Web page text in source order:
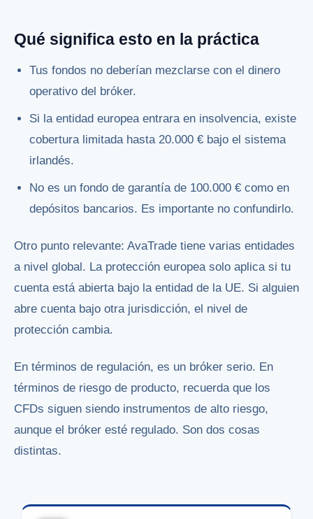
Qué significa esto en la práctica
Tus fondos no deberían mezclarse con el dinero
operativo del bróker.
Si la entidad europea entrara en insolvencia, existe
cobertura limitada hasta 20.000 € bajo el sistema
irlandés.
No es un fondo de garantía de 100.000 € como en
depósitos bancarios. Es importante no confundirlo.
Otro punto relevante: AvaTrade tiene varias entidades
a nivel global. La protección europea solo aplica si tu
cuenta está abierta bajo la entidad de la UE. Si alguien
abre cuenta bajo otra jurisdicción, el nivel de
protección cambia.
En términos de regulación, es un bróker serio. En
términos de riesgo de producto, recuerda que los
CFDs siguen siendo instrumentos de alto riesgo,
aunque el bróker esté regulado. Son dos cosas
distintas.